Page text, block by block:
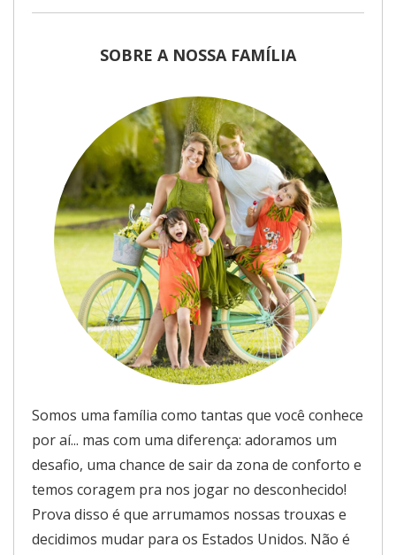
SOBRE A NOSSA FAMÍLIA
Somos uma família como tantas que você conhece
por aí... mas com uma diferença: adoramos um
desafio, uma chance de sair da zona de conforto e
temos coragem pra nos jogar no desconhecido!
Prova disso é que arrumamos nossas trouxas e
decidimos mudar para os Estados Unidos. Não é